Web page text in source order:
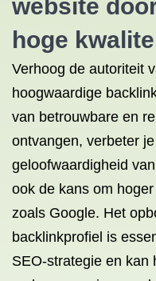
website
hoge
Verhoog de autoriteit
hoogwaardige
van betrouwbare en
ontvangen, verbeter
geloofwaardigheid
ook de kans om
zoals Google. Het
backlinkprofiel is
SEO-strategie en kan